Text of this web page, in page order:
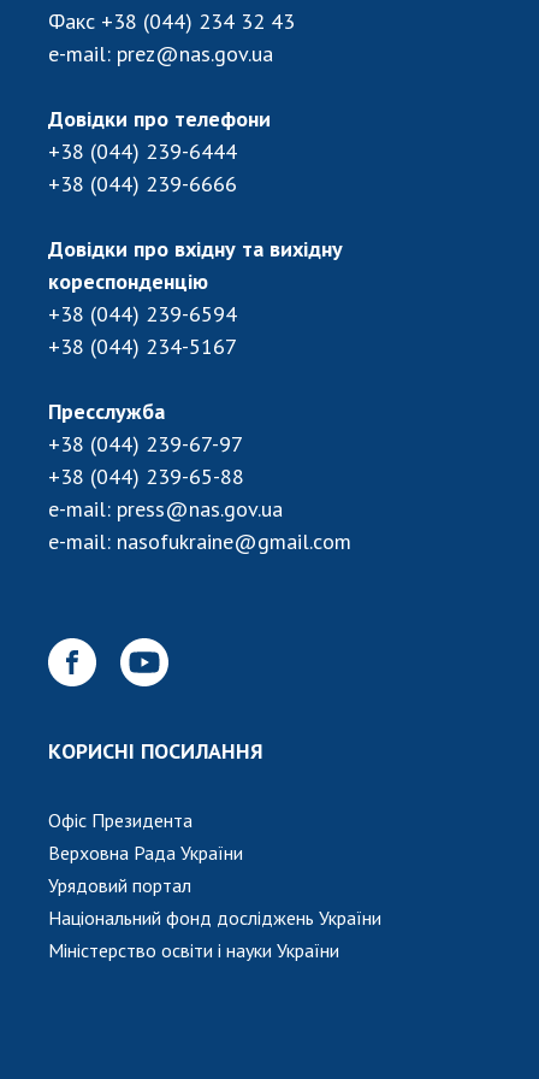
Відкрита наука в НАН України
Підготовка наукових кадрів
Робота з молоддю
МІЖНАРОДНЕ СПІВРОБІТНИЦТВО
Міжнародні угоди
Міжнародні програми та конкурси
ДОКУМЕНТИ
Державний бюджет НАН України
Вибори до складу НАН України
Бланки документів
НОВИНИ
НАУКОВІ ВИДАННЯ
МЕДІА ПРО НАС
АКАДЕМІЯ КОМЕНТУЄ
ПРОФСПІЛКА НАН УКРАЇНИ
КАБІНЕТ
Факс +38 (044) 234 32 43
e-mail: prez@nas.gov.ua
Довідки про телефони
+38 (044) 239-6444
+38 (044) 239-6666
Довідки про вхідну та вихідну
кореспонденцію
+38 (044) 239-6594
+38 (044) 234-5167
Пресслужба
+38 (044) 239-67-97
+38 (044) 239-65-88
e-mail: press@nas.gov.ua
e-mail: nasofukraine@gmail.com
КОРИСНІ ПОСИЛАННЯ
Офіс Президента
Верховна Рада України
Урядовий портал
Національний фонд досліджень України
Міністерство освіти і науки України